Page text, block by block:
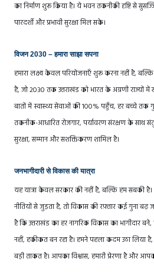
का निर्माण शुरू किया है। ये भवन तकनीकी दृष्टि से
पारदर्शी और प्रभावी सुरक्षा मिल सके।
विजन 2030 – हमारा साझा सपना
हमारा लक्ष्य केवल परियोजनाएँ शुरू करना नहीं है,
है, जो 2030 तक उत्तराखंड को भारत के अग्रणी राज्यों
बातों में स्वास्थ्य सेवाओं की 100% पहुँच, हर बच्चे तक
तकनीक-आधारित रोजगार, पर्यावरण संरक्षण के साथ
सुरक्षा, सम्मान और सशक्तिकरण शामिल है।
जनभागीदारी से विकास की यात्रा
यह यात्रा केवल सरकार की नहीं है, बल्कि हम सबकी
नीतियों से जुड़ता है, तो विकास की रफ़्तार कई गुना बढ़
है कि उत्तराखंड का हर नागरिक विकास का भागीदार बने,
नहीं, हकीकत बन रहा है। हमने पहला कदम उठा
बड़ी ताकत है। आपका विश्वास, हमारी प्रेरणा है और